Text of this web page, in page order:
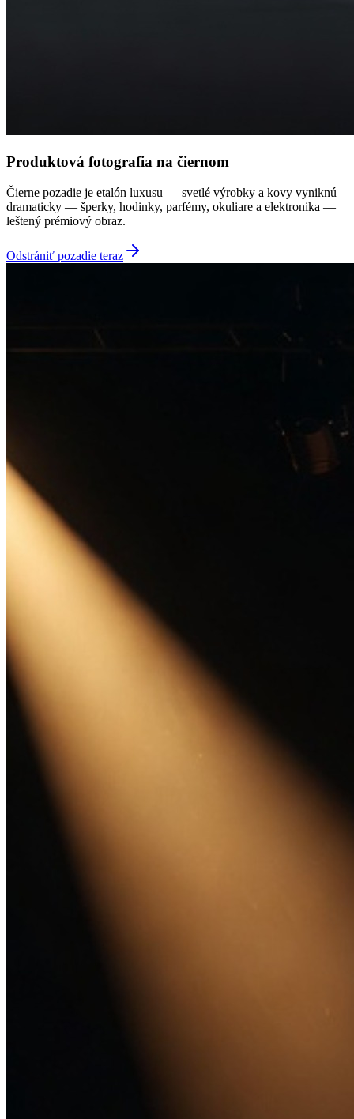
Produktová fotografia na čiernom
Čierne pozadie je etalón luxusu — svetlé výrobky a kovy vyniknú
dramaticky — šperky, hodinky, parfémy, okuliare a elektronika —
leštený prémiový obraz.
Odstrániť pozadie teraz